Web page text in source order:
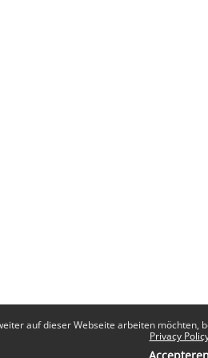
auf dieser Webseite arbeiten möchten,
Privacy